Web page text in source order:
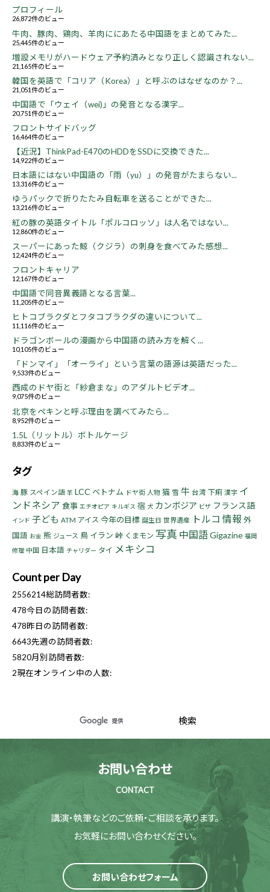
プロフィール
26,872件のビュー
牛肉、豚肉、鶏肉、羊肉ににあたる中国語をまとめてみた...
25,445件のビュー
増設メモリがハードウェア予約済みとなり正しく認識されない...
21,165件のビュー
韓国を英語で「コリア（Korea）」と呼ぶのはなぜなのか？...
21,051件のビュー
中国語で「ウェイ（wei)」の発音となる漢字...
20,751件のビュー
フロントサイドバッグ
16,464件のビュー
【近況】ThinkPad-E470のHDDをSSDに交換できた...
14,922件のビュー
日本語にはない中国語の「雨（yu）」の発音がたまらない...
13,316件のビュー
ゆうパックで折りたたみ自転車を送ることができた...
13,216件のビュー
紅の豚の英語タイトル「ポルコロッソ」は人名ではない...
12,860件のビュー
スーパーにあった鯨（クジラ）の刺身を食べてみた感想...
12,424件のビュー
フロントキャリア
12,167件のビュー
中国語で同音異義語となる言葉...
11,205件のビュー
ヒトコブラクダとフタコブラクダの違いについて...
11,116件のビュー
ドラゴンボールの漫画から中国語の読み方を解く...
10,105件のビュー
「ドンマイ」「オーライ」という言葉の語源は英語だった...
9,533件のビュー
西成のドヤ街と「紗倉まな」のアダルトビデオ...
9,075件のビュー
北京をペキンと呼ぶ理由を調べてみたら...
8,952件のビュー
1.5L（リットル）ボトルケージ
8,833件のビュー
タグ
海 豚 スペイン語 羊 LCC ベトナム ドヤ街 人物 猫 雪 牛 台湾 下痢 漢字 イ
ンドネシア 食事 エチオピア キルギス 宿 犬 カンボジア ビザ フランス語
インド 子ども ATM アイス 今年の目標 誕生日 世界遺産 トルコ 情報 外
国語 お金 熊 ジュース 鳥 イラン 峠 くまモン 写真 中国語Gigazine 福岡
修理 中国 日本語 チャリダー タイ メキシコ
Count per Day
2556214総訪問者数:
478今日の訪問者数:
478昨日の訪問者数:
6643先週の訪問者数:
5820月別訪問者数:
2現在オンライン中の人数:
お問い合わせ
CONTACT
講演・執筆などのご依頼・ご相談を承ります。
お気軽にお問い合わせください。
お問い合わせフォーム